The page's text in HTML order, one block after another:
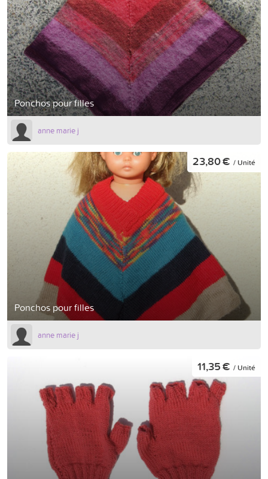
Ponchos pour filles
anne marie j
Ponchos pour filles
23,80 € / Unité
anne marie j
11,35 € / Unité